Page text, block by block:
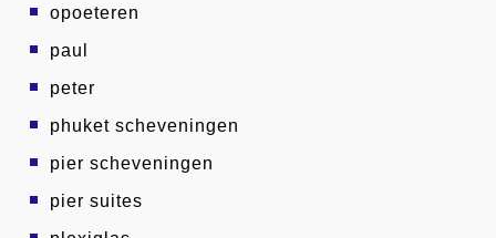
opoeteren
paul
peter
phuket scheveningen
pier scheveningen
pier suites